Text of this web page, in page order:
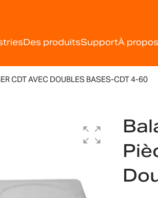
Des produitsSupportÀ
CDT AVEC DOUBLES BASES-CDT 4-60